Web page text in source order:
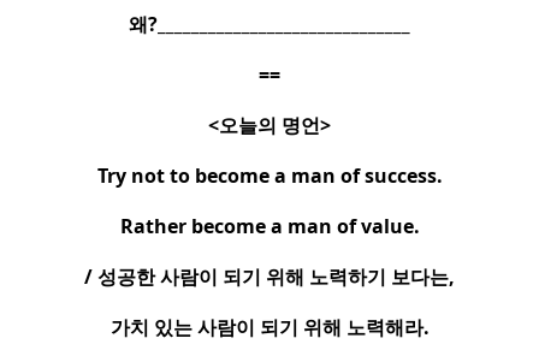
왜?______________________________
==
<오늘의 명언>
Try not to become a man of success.
Rather become a man of value.
/성공한 사람이 되기 위해 노력하기 보다는,
가치 있는 사람이 되기 위해 노력해라.